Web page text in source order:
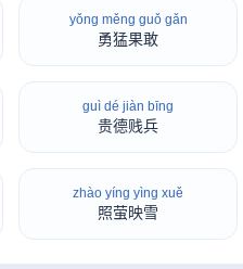
yǒng měng guǒ gǎn
勇猛果敢
guì dé jiàn bīng
贵德贱兵
zhào yíng yìng xuě
照萤映雪